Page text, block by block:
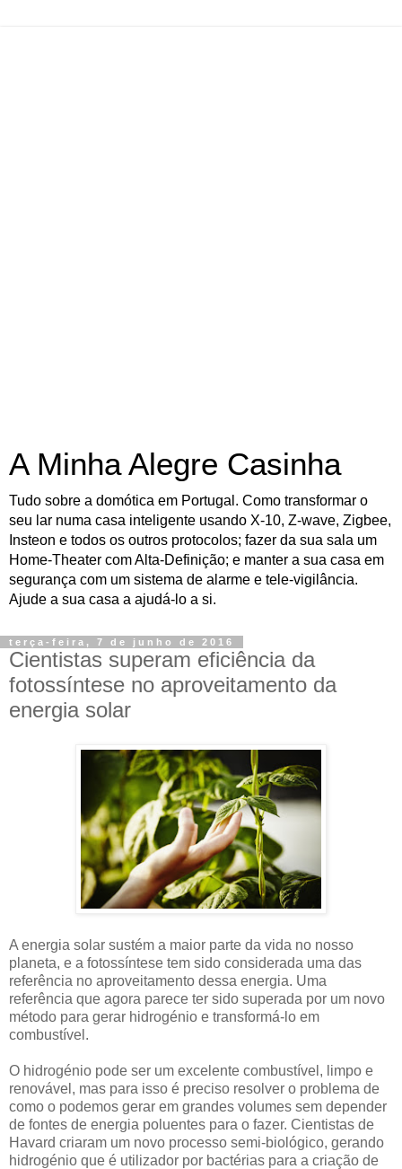
A Minha Alegre Casinha
Tudo sobre a domótica em Portugal. Como transformar o
seu lar numa casa inteligente usando X-10, Z-wave, Zigbee,
Insteon e todos os outros protocolos; fazer da sua sala um
Home-Theater com Alta-Definição; e manter a sua casa em
segurança com um sistema de alarme e tele-vigilância.
Ajude a sua casa a ajudá-lo a si.
terça-feira, 7 de junho de 2016
Cientistas superam eficiência da
fotossíntese no aproveitamento da
energia solar
A energia solar sustém a maior parte da vida no nosso
planeta, e a fotossíntese tem sido considerada uma das
referência no aproveitamento dessa energia. Uma
referência que agora parece ter sido superada por um novo
método para gerar hidrogénio e transformá-lo em
combustível.
O hidrogénio pode ser um excelente combustível, limpo e
renovável, mas para isso é preciso resolver o problema de
como o podemos gerar em grandes volumes sem depender
de fontes de energia poluentes para o fazer. Cientistas de
Havard criaram um novo processo semi-biológico, gerando
hidrogénio que é utilizador por bactérias para a criação de